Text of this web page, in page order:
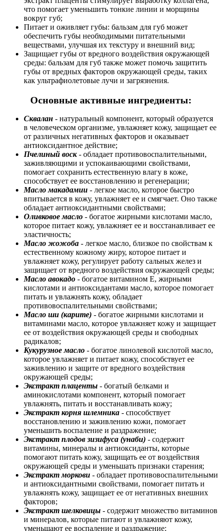
что помогает уменьшить тонкие линии и морщины
вокруг губ;
Питает и оживляет губы: бальзам для губ может
обеспечить губы необходимыми питательными
веществами, улучшая их текстуру и внешний вид;
Защищает губы от вредного воздействия окружающей
среды: бальзам для губ также может помочь защитить
губы от вредных факторов окружающей среды, таких
как ультрафиолетовые лучи и загрязнения.
Основные активные ингредиенты:
Сквалан - натуральный компонент, который образуется
в человеческом организме, увлажняет кожу, защищает ее
от различных негативных факторов и оказывает
антиоксидантное действие;
Пчелиный воск- обладает противовоспалительными,
заживляющими и успокаивающими свойствами,
помогает сохранить естественную влагу в коже,
способствует ее восстановлению и регенерации;
Масло макадамии - легкое масло, которое быстро
впитывается в кожу, увлажняет ее и смягчает. Оно также
обладает антиоксидантными свойствами;
Оливковое масло - богатое жирными кислотами масло,
которое питает кожу, увлажняет ее и восстанавливает ее
эластичность;
Масло жожоба - легкое масло, близкое по свойствам к
естественному кожному жиру, которое питает и
увлажняет кожу, регулирует работу сальных желез и
защищает от вредного воздействия окружающей среды;
Масло авокадо - богатое витамином Е, жирными
кислотами и антиоксидантами масло, которое помогает
питать и увлажнять кожу, обладает
противовоспалительными свойствами;
Масло ши (карите) - богатое жирными кислотами и
витаминами масло, которое увлажняет кожу и защищает
ее от воздействия окружающей среды и свободных
радикалов;
Кукурузное масло - богатое линолевой кислотой масло,
которое увлажняет и питает кожу, способствует ее
заживлению и защите от вредного воздействия
окружающей среды;
Экстракт плаценты - богатый белками и
аминокислотами компонент, который помогает
увлажнять, питать и восстанавливать кожу;
Экстракт корня шлемника - способствует
восстановлению и заживлению кожи, помогает
уменьшить воспаление и раздражение;
Экстракт плодов зизифуса (унаби) - содержит
витамины, минералы и антиоксиданты, которые
помогают питать кожу, защищать ее от воздействия
окружающей среды и уменьшать признаки старения;
Экстракт моркови - обладает противовоспалительными
и антиоксидантными свойствами, помогает питать и
увлажнять кожу, защищает ее от негативных внешних
факторов;
Экстракт шелковицы - содержит множество витаминов
и минералов, которые питают и увлажняют кожу,
уменьшают ее воспаление и раздражение;